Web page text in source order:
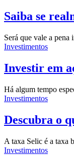
Saiba se
Será que vale a
Investimentos
Investir em
Há algum tempo
Investimentos
Descubra o
A taxa Selic é a taxa
Investimentos